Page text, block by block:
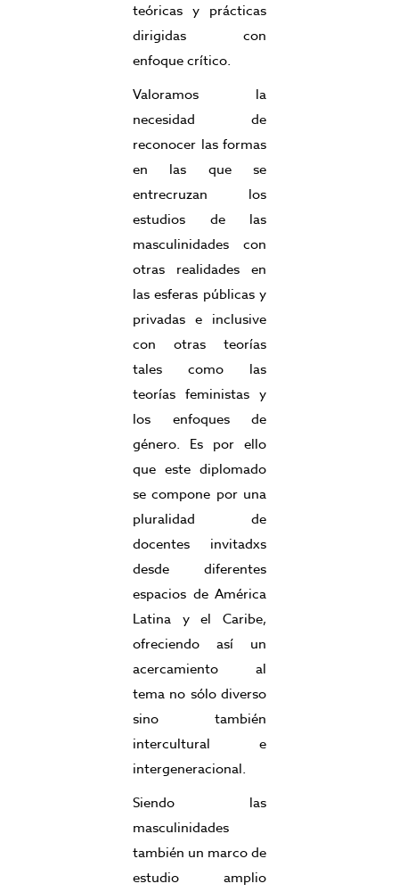
teóricas y prácticas
dirigidas con
enfoque crítico.
Valoramos la
necesidad de
reconocer las formas
en las que se
entrecruzan los
estudios de las
masculinidades con
otras realidades en
las esferas públicas y
privadas e inclusive
con otras teorías
tales como las
teorías feministas y
los enfoques de
género. Es por ello
que este diplomado
se compone por una
pluralidad de
docentes invitadxs
desde diferentes
espacios de América
Latina y el Caribe,
ofreciendo así un
acercamiento al
tema no sólo diverso
sino también
intercultural e
intergeneracional.
Siendo las
masculinidades
también un marco de
estudio amplio